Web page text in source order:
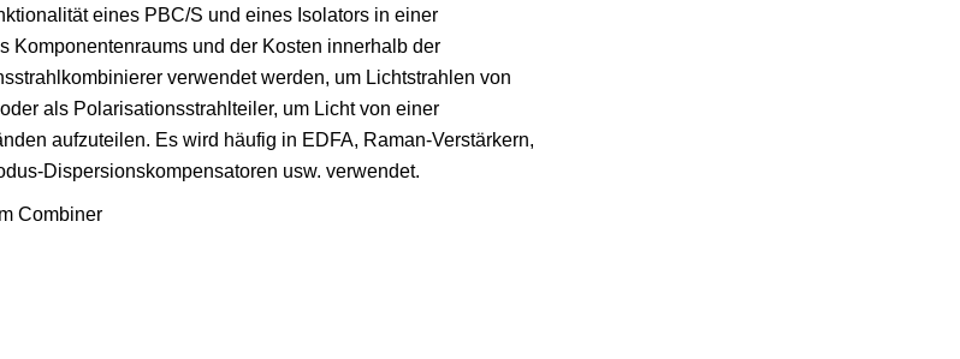
eines PBC/S und eines Isolators in einer
Komponentenraums und der Kosten innerhalb der
verwendet werden, um Lichtstrahlen von
als Polarisationsstrahlteiler, um Licht von einer
aufzuteilen. Es wird häufig in EDFA, Raman-Verstärkern,
Dispersionskompensatoren usw. verwendet.